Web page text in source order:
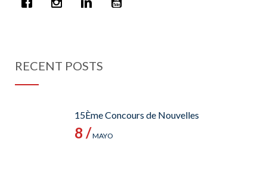
RECENT POSTS
15Ème Concours de Nouvelles
8 /MAYO